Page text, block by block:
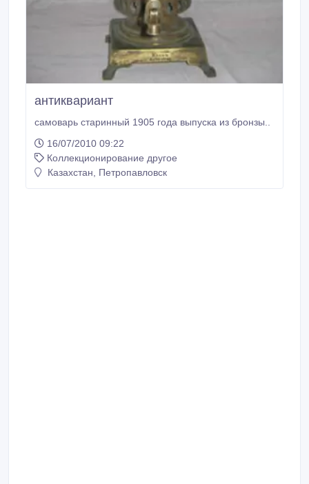
антиквариант
самоварь старинный 1905 года выпуска из бронзы..
16/07/2010 09:22
Коллекционирование другое
Казахстан, Петропавловск